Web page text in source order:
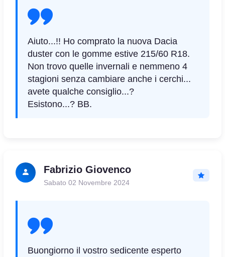
Aiuto...!! Ho comprato la nuova Dacia
duster con le gomme estive 215/60 R18.
Non trovo quelle invernali e nemmeno 4
stagioni senza cambiare anche i cerchi...
avete qualche consiglio...?
Esistono...? BB.
Fabrizio Giovenco
Sabato 02 Novembre 2024
Buongiorno il vostro sedicente esperto